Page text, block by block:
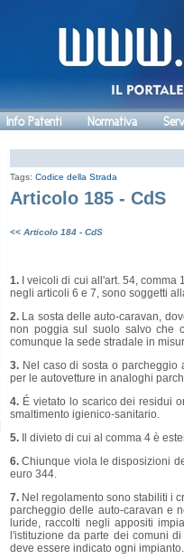
Info Patenti Normativa
Tags: Codice della Strada
Articolo 185 - CdS
<< Articolo 184 - CdS
1.
I veicoli di cui all'art. 54,
negli articoli 6 e 7, sono soggetti
2. La sosta delle auto-caravan,
non poggia sul suolo salvo che
comunque la sede stradale in
3. Nel caso di sosta o parcheggio
per le autovetture in analoghi
4. É vietato lo scarico dei residui
smaltimento igienico-sanitario.
5.
Il divieto di cui al comma 4 è
6.Chiunque viola le disposizioni
euro 344.
7. Nel regolamento sono stabiliti i
parcheggio delle auto-caravan e
luride, raccolti negli appositi
l'istituzione da parte dei comuni
deve essere indicato ogni impianto.